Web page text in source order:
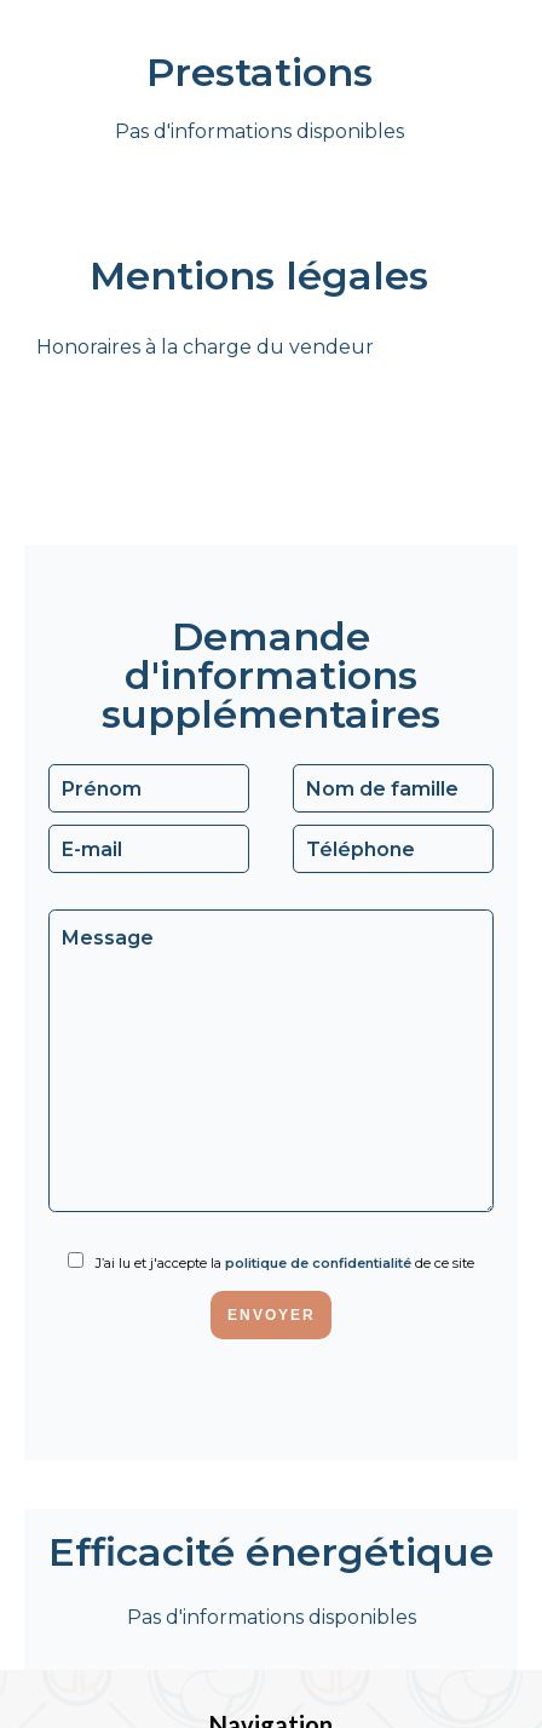
Prestations
Pas d'informations disponibles
Mentions légales
Honoraires à la charge du vendeur
Demande
d'informations
supplémentaires
J’ai lu et j'accepte la politique de confidentialité de ce site
ENVOYER
Efficacité énergétique
Pas d'informations disponibles